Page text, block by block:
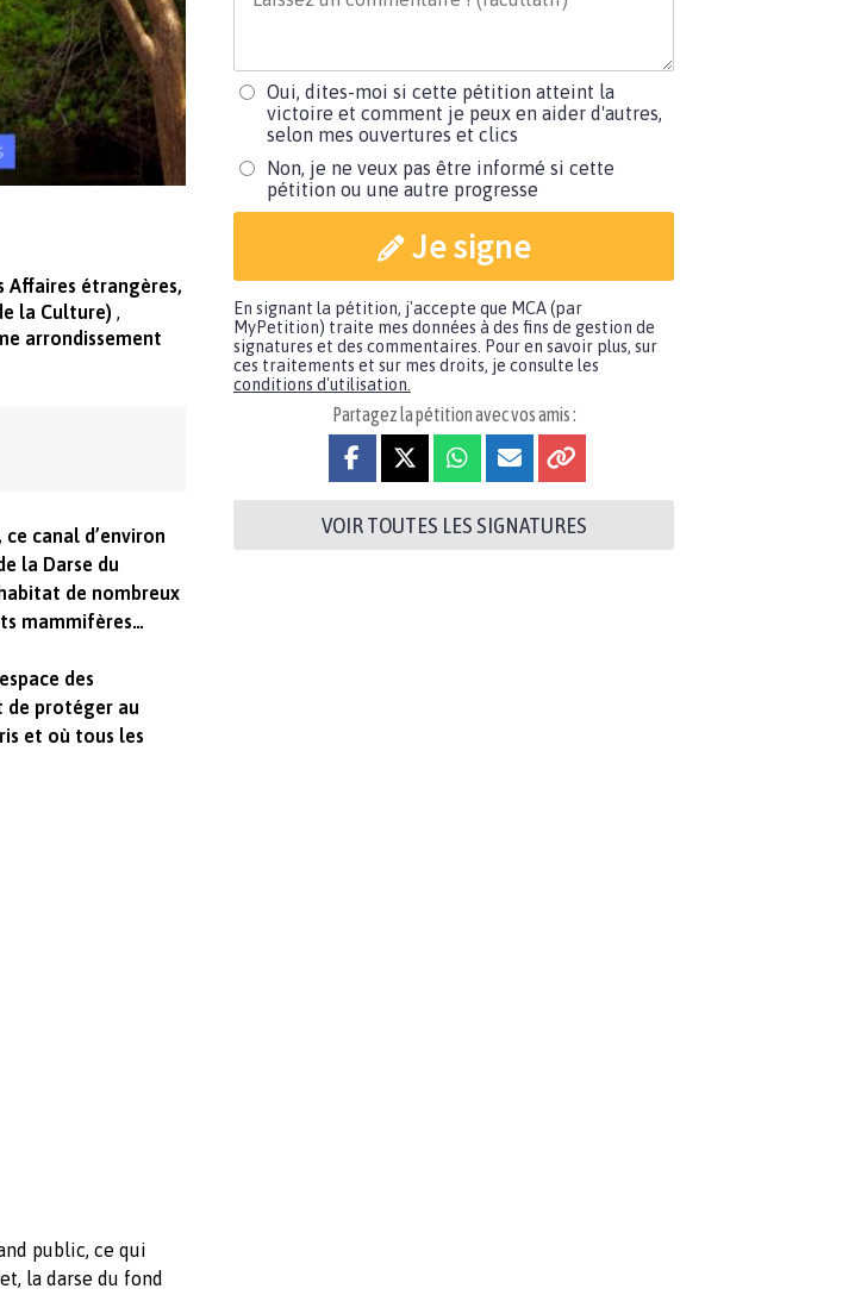
Affaires étrangères,
la Culture)
arrondissement
canal d’environ
la Darse du
de nombreux
mammifères…
des
de protéger au
et où tous les
public, ce qui
la darse du fond
Oui, dites-moi si cette pétition atteint la
victoire et comment je peux en aider d'autres,
selon mes ouvertures et clics
Non, je ne veux pas être informé si cette
pétition ou une autre progresse
Je signe
En signant la pétition, j'accepte que MCA (par
MyPetition) traite mes données à des fins de gestion de
signatures et des commentaires. Pour en savoir plus, sur
ces traitements et sur mes droits, je consulte les
conditions d'utilisation.
Partagez la pétition avec vos amis :
VOIR TOUTES LES SIGNATURES